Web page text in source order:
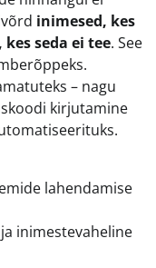
inimesed, kes
seda ei tee. See
– nagu
kirjutamine
lahendamise
inimestevaheline